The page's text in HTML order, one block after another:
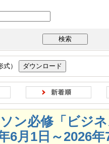
らわれない発想 反復的なアプロ
柔軟な意思決定 事実に基づく判
式）
ン必修「ビジ
年6月1日～2026